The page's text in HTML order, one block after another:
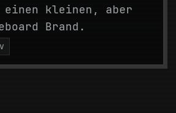
einen kleinen, aber
Brand.